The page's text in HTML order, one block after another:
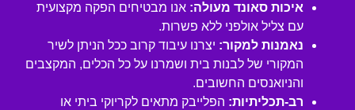
איכות סאונד מעולה: אנו מבטיחים הפקה מקצועית
עם צליל אולפני ללא פשרות.
נאמנות למקור: יצרנו עיבוד קרוב ככל הניתן לשיר
המקורי של לבנות בית ושמרנו על כל הכלים, המקצבים
והניואנסים החשובים.
רב-תכליתיות: הפלייבק מתאים לקריוקי ביתי או